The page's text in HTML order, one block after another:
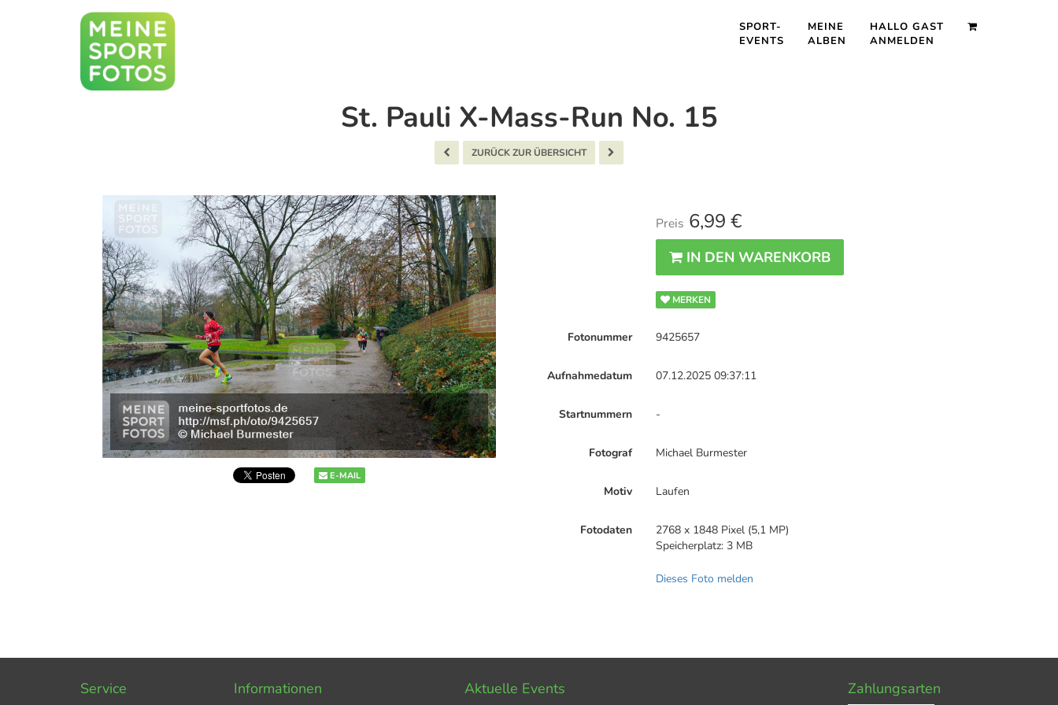
SPORT-
EVENTS
MEINE
ALBEN
HALLO GAST
ANMELDEN
St. Pauli X-Mass-Run No. 15
ZURÜCK ZUR ÜBERSICHT
E-MAIL
Preis 6,99 €
IN DEN WARENKORB
MERKEN
Fotonummer 9425657
Aufnahmedatum 07.12.2025 09:37:11
Startnummern -
Fotograf Michael Burmester
Motiv Laufen
Fotodaten
2768 x 1848 Pixel (5,1 MP)
Speicherplatz: 3 MB
Dieses Foto melden
Service Informationen Aktuelle Events Zahlungsarten